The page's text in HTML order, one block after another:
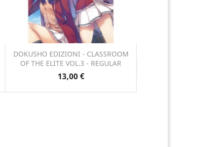
DOKUSHO EDIZIONI - CLASSROOM
OF THE ELITE VOL.3 - REGULAR
13,00 €
Anteprima